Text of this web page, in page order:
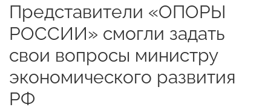
Представители «ОПОРЫ
РОССИИ» смогли задать
свои вопросы министру
экономического развития
РФ